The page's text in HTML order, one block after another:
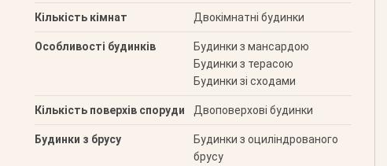
Кількість кімнат Двокімнатні будинки
Особливості будинків
Будинки з мансардою
Будинки з терасою
Будинки зі сходами
Кількість поверхів споруди Двоповерхові будинки
Будинки з брусу
Будинки з оциліндрованого
брусу